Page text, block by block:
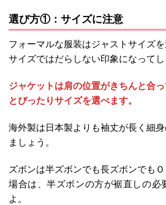
選び方①：サイズに注意
フォーマルな服装はジャストサイズ
サイズではだらしない印象になってし
ジャケットは肩の位置がきちんと合
とぴったりサイズを選べます。
海外製は日本製よりも袖丈が長く細
ましょう。
ズボンは半ズボンでも長ズボンでも
場合は、半ズボンの方が裾直しの必
よ。